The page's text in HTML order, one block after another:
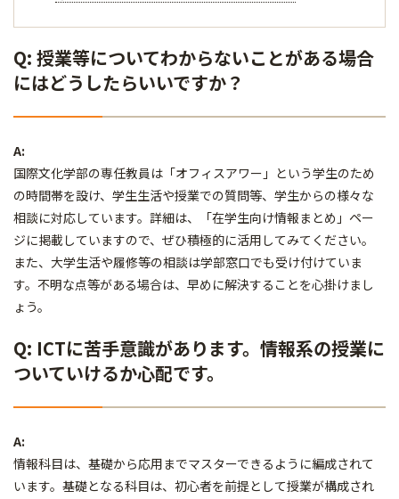
Q: 授業等についてわからないことがある場合
にはどうしたらいいですか？
A:
国際文化学部の専任教員は「オフィスアワー」という学生のため
の時間帯を設け、学生生活や授業での質問等、学生からの様々な
相談に対応しています。詳細は、「在学生向け情報まとめ」ペー
ジに掲載していますので、ぜひ積極的に活用してみてください。
また、大学生活や履修等の相談は学部窓口でも受け付けていま
す。不明な点等がある場合は、早めに解決することを心掛けまし
ょう。
Q: ICTに苦手意識があります。情報系の授業に
ついていけるか心配です。
A:
情報科目は、基礎から応用までマスターできるように編成されて
います。基礎となる科目は、初心者を前提として授業が構成され